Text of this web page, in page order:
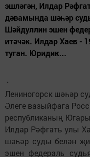
эшләгән, Илдар
дәвамында шәһәр
Шәйдуллин эшен
итәчәк. Илдар Хаев -
туган. Юридик...
Лениногорск шәһәр
Әлеге вазыйфага
республиканың
Илдар Рәфгать улы
шәһәр суды белән
эшен федераль